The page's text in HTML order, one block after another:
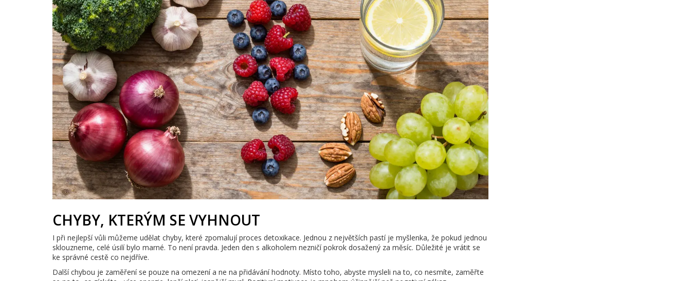
CHYBY, KTERÝM SE VYHNOUT
I při nejlepší vůli můžeme udělat chyby, které zpomalují proces detoxikace. Jednou z největších pastí je myšlenka, že pokud jednou
sklouzneme, celé úsilí bylo marné. To není pravda. Jeden den s alkoholem nezničí pokrok dosažený za měsíc. Důležité je vrátit se
ke správné cestě co nejdříve.
Další chybou je zaměření se pouze na omezení a ne na přidávání hodnoty. Místo toho, abyste mysleli na to, co nesmíte, zaměřte